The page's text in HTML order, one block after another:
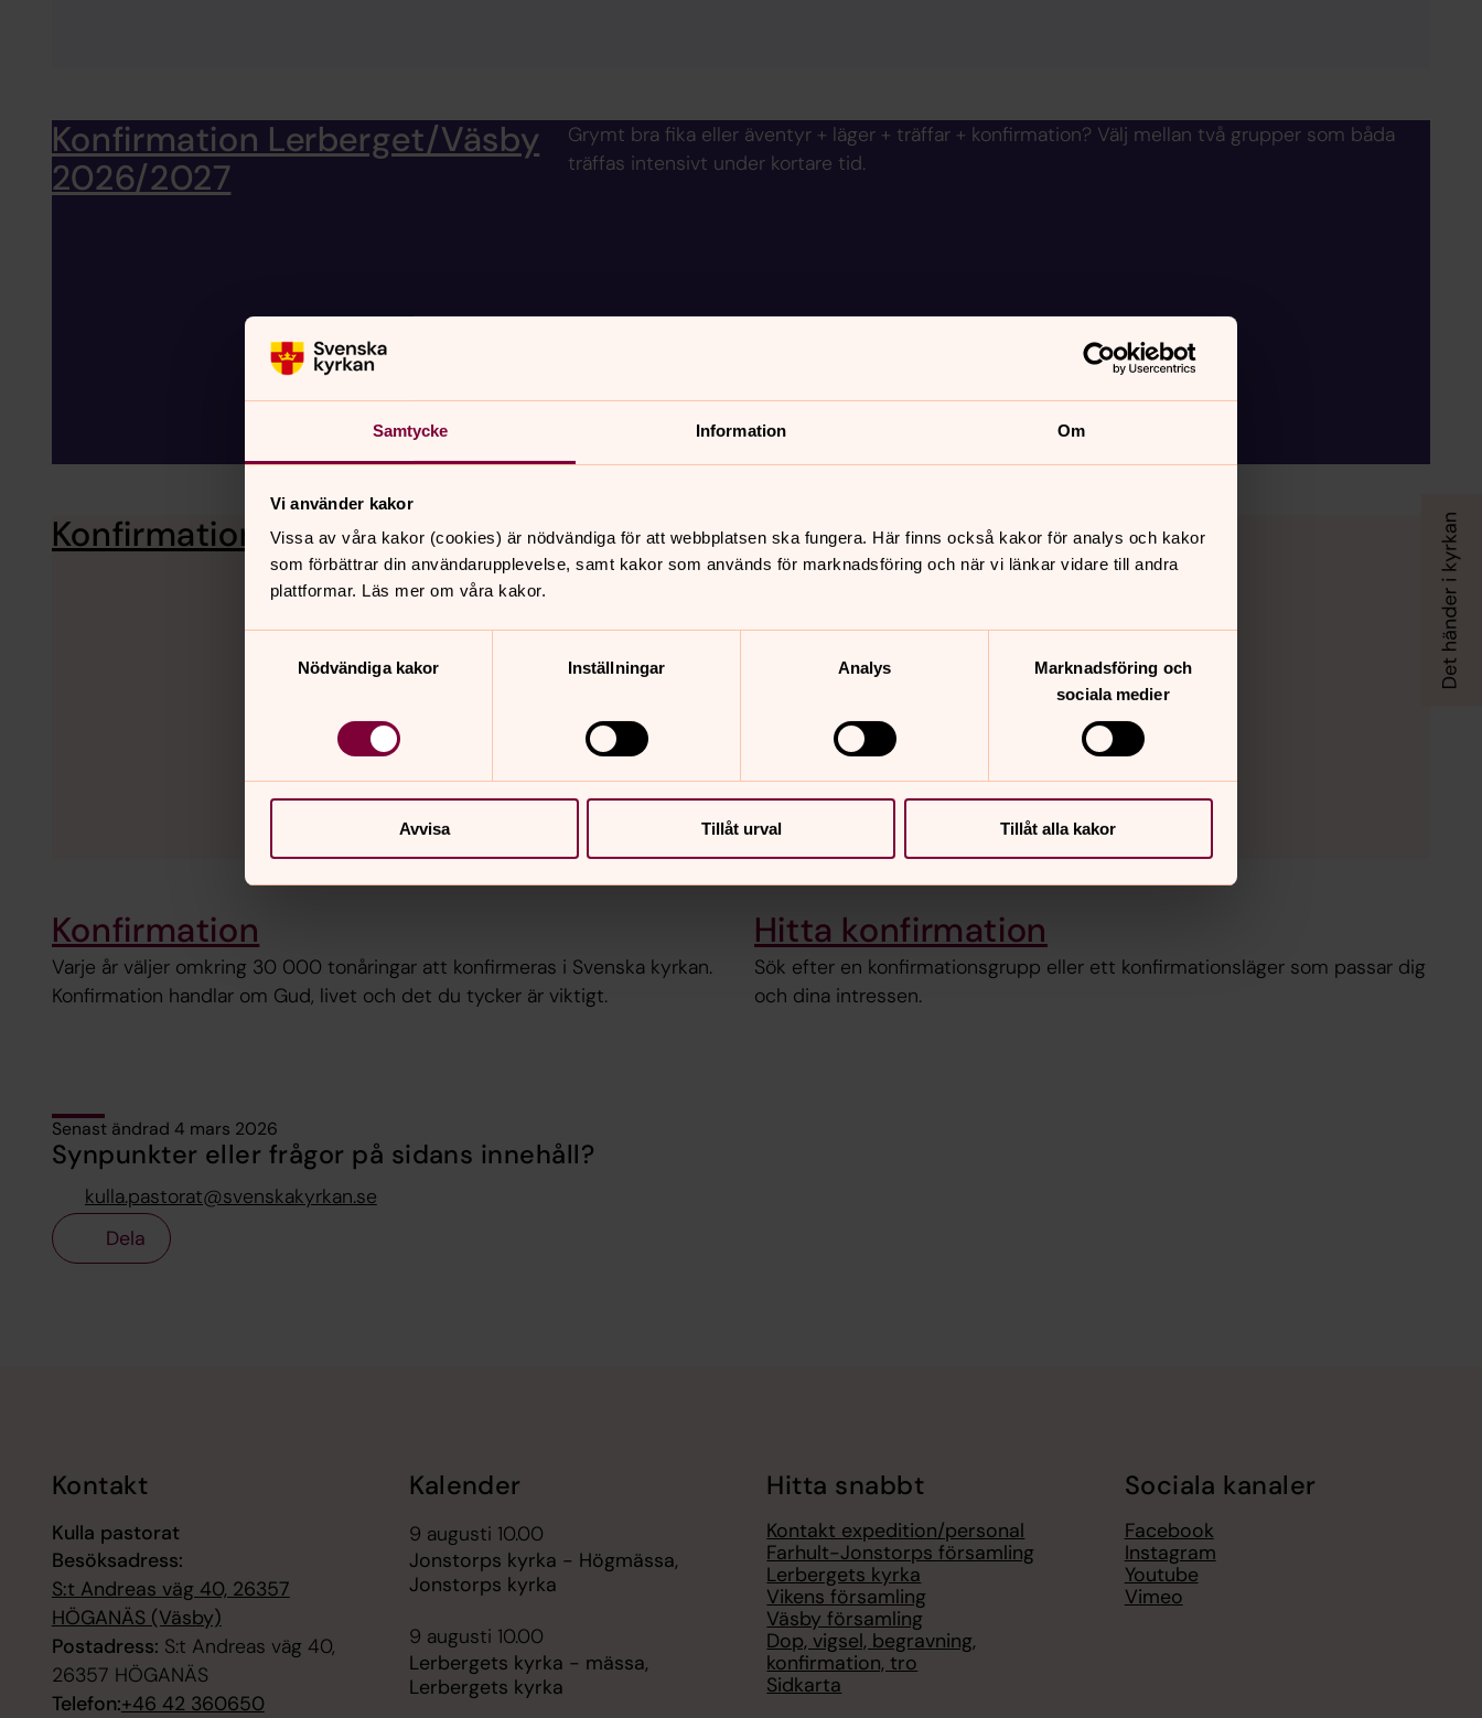
Samtycke Information Om
Vi använder kakor
Vissa av våra kakor (cookies) är nödvändiga för att webbplatsen ska fungera. Här finns också kakor för analys och kakor
som förbättrar din användarupplevelse, samt kakor som används för marknadsföring och när vi länkar vidare till andra
plattformar. Läs mer om våra kakor.
Nödvändiga kakor
Inställningar Analys
Marknadsföring och
sociala medier
Avvisa Tillåt urval Tillåt alla kakor
Konfirmation Lerberget/Väsby
2026/2027
Grymt bra fika eller äventyr + läger + träffar + konfirmation? Välj mellan två grupper som båda
träffas intensivt under kortare tid.
Konfirmation Viken 2026/2027Terminsläsning eller sommarläsning - det är frågan!
Konfirmation
Varje år väljer omkring 30 000 tonåringar att konfirmeras i Svenska kyrkan.
Konfirmation handlar om Gud, livet och det du tycker är viktigt.
Hitta konfirmation
Sök efter en konfirmationsgrupp eller ett konfirmationsläger som passar dig
och dina intressen.
Senast ändrad 4 mars 2026
Synpunkter eller frågor på sidans innehåll?
kulla.pastorat@svenskakyrkan.se
Dela
Kontakt
Kulla pastorat
Besöksadress:
S:t Andreas väg 40, 26357
HÖGANÄS (Väsby)
Postadress: S:t Andreas väg 40,
26357 HÖGANÄS
Telefon:+46 42 360650
Kalender
9 augusti 10.00
Jonstorps kyrka - Högmässa,
Jonstorps kyrka
9 augusti 10.00
Lerbergets kyrka - mässa,
Lerbergets kyrka
Hitta snabbt
Kontakt expedition/personal
Farhult-Jonstorps församling
Lerbergets kyrka
Vikens församling
Väsby församling
Dop, vigsel, begravning,
konfirmation, tro
Sidkarta
Sociala kanaler
Facebook
Instagram
Youtube
Vimeo